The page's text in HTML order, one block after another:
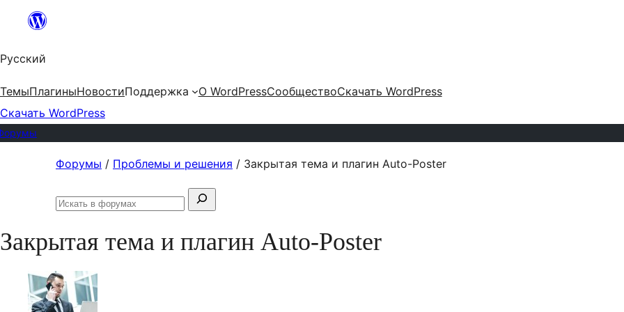
Перейти
содержимому
Русский
ТемыПлагиныНовостиПоддержка О WordPressСообществоСкачать WordPress
Скачать WordPress
содержимому
Форумы / Проблемы и решения / Закрытая тема и плагин Auto-Poster
Поиск:
Искать
Закрытая тема и плагин Auto-Poster